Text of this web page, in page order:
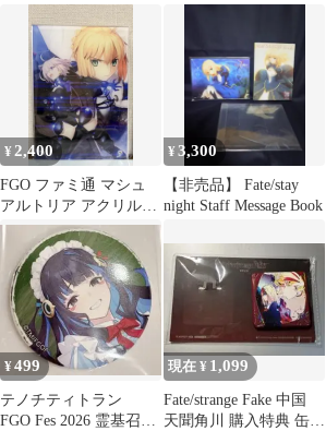
¥ 2,400
FGO ファミ通 マシュ
アルトリア アクリルパ
ネル
¥3,300
【非売品】 Fate/stay
night Staff Message Book
¥499
テノチティトラン
FGO Fes 2026 霊基召
現在 ¥ 1,099
Fate/strange Fake 中国
天聞角川 購入特典 缶バ